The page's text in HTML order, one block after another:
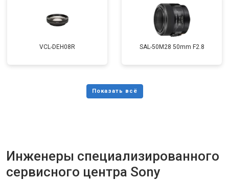
VCL-DEH08R SAL-50M28 50mm F2.8
Инженеры специализированного
сервисного центра Sony